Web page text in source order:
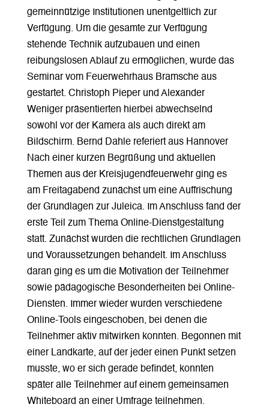
gemeinnützige Institutionen unentgeltlich zur
Verfügung. Um die gesamte zur Verfügung
stehende Technik aufzubauen und einen
reibungslosen Ablauf zu ermöglichen, wurde das
Seminar vom Feuerwehrhaus Bramsche aus
gestartet. Christoph Pieper und Alexander
Weniger präsentierten hierbei abwechselnd
sowohl vor der Kamera als auch direkt am
Bildschirm. Bernd Dahle referiert aus Hannover
Nach einer kurzen Begrüßung und aktuellen
Themen aus der Kreisjugendfeuerwehr ging es
am Freitagabend zunächst um eine Auffrischung
der Grundlagen zur Juleica. Im Anschluss fand der
erste Teil zum Thema Online-Dienstgestaltung
statt. Zunächst wurden die rechtlichen Grundlagen
und Voraussetzungen behandelt. Im Anschluss
daran ging es um die Motivation der Teilnehmer
sowie pädagogische Besonderheiten bei Online-
Diensten. Immer wieder wurden verschiedene
Online-Tools eingeschoben, bei denen die
Teilnehmer aktiv mitwirken konnten. Begonnen mit
einer Landkarte, auf der jeder einen Punkt setzen
musste, wo er sich gerade befindet, konnten
später alle Teilnehmer auf einem gemeinsamen
Whiteboard an einer Umfrage teilnehmen.